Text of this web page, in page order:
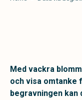
Med vackra
och visa omtanke
begravningen kan